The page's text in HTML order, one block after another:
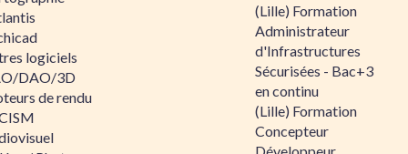
logiciels
DAO/3D
de rendu
(Lille) Formation
Administrateur
d'Infrastructures
Sécurisées - Bac+3
en continu
(Lille) Formation
Concepteur